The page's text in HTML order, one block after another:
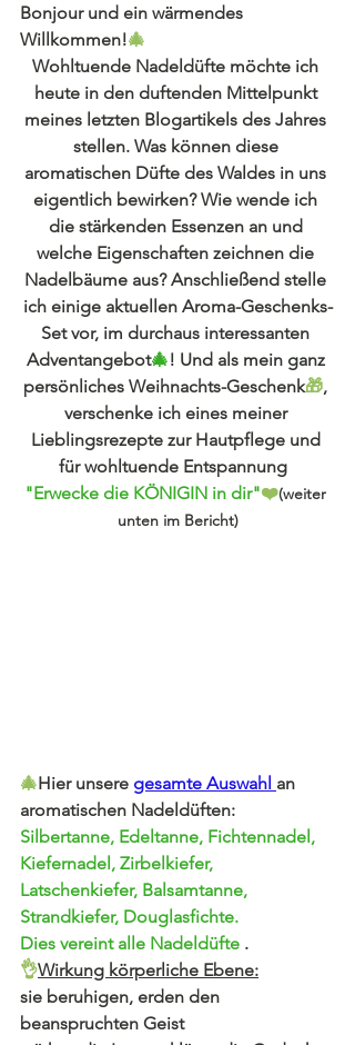
Bonjour und ein wärmendes
Willkommen!🎄
Wohltuende Nadeldüfte möchte ich
heute in den duftenden Mittelpunkt
meines letzten Blogartikels des Jahres
stellen. Was können diese
aromatischen Düfte des Waldes in uns
eigentlich bewirken? Wie wende ich
die stärkenden Essenzen an und
welche Eigenschaften zeichnen die
Nadelbäume aus? Anschließend stelle
ich einige aktuellen Aroma-Geschenks-
Set vor, im durchaus interessanten
Adventangebot🎄! Und als mein ganz
persönliches Weihnachts-Geschenk🎁,
verschenke ich eines meiner
Lieblingsrezepte zur Hautpflege und
für wohltuende Entspannung
"Erwecke die KÖNIGIN in dir"❤️(weiter
unten im Bericht)
🎄Hier unsere gesamte Auswahl an
aromatischen Nadeldüften:
Silbertanne, Edeltanne, Fichtennadel,
Kiefernadel, Zirbelkiefer,
Latschenkiefer, Balsamtanne,
Strandkiefer, Douglasfichte.
Dies vereint alle Nadeldüfte .
👌Wirkung körperliche Ebene:
sie beruhigen, erden den
beanspruchten Geist